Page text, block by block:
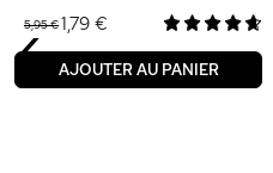
5,95 €1,79 €
AJOUTER AU PANIER
‹